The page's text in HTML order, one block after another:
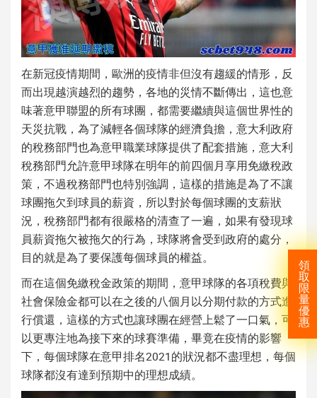
領
取
限
量
優
惠
在新冠疫情期間，歐洲的疫情非但沒有趨緩的情形，反
而出現越演越烈的趨勢，各地的災情不斷傳出，這也意
味著意甲聯盟的所有球團，都需要繼續與這個世界性的
天災抗戰，為了減輕各個球隊的經濟負擔，意大利政府
的稅務部門也為意甲職業球隊提供了配套措施，意大利
稅務部門允許意甲球隊在明年的前四個月享用免繳稅政
策，不過稅務部門也特別強調，這樣的措施是為了不讓
球團拖欠到球員的薪資，所以對於每個球團的支薪狀
況，稅務部門都有很嚴格的清查了一遍，如果有發現球
員薪資拖欠被拖欠的行為，球隊將會受到政府的處分，
目的就是為了要保護每個球員的權益。
而在這個免繳稅金政策的期間，意甲球隊的各項稅費與
社會保險金都可以在之後的八個月以分期付款的方式進
行償還，這樣的方式也讓球團在經營上鬆了一口氣，可
以更專注地為接下來的球賽準備，畢竟在疫情的影響
下，每個球隊在意甲排名2021的狀況都不盡理想，每個
球隊都沒有達到預期中的理想成績。